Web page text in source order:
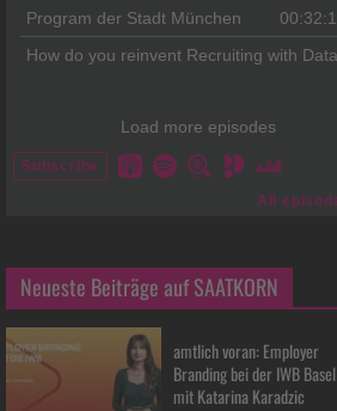
Neueste Beiträge auf SAATKORN
amtlich voran: Employer
Branding bei der IWB Basel
mit Katarina Karadzic